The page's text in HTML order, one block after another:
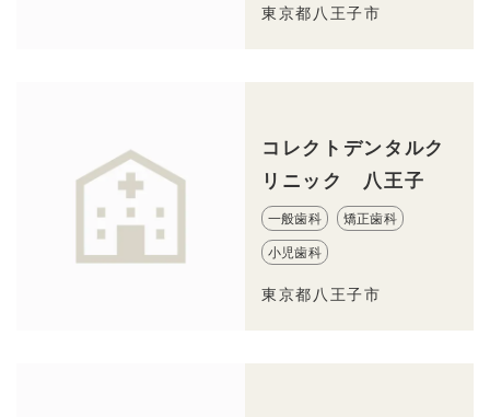
東京都八王子市
コレクトデンタルク
リニック 八王子
一般歯科 矯正歯科
小児歯科
東京都八王子市